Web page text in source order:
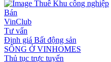
Thuê Khu công nghiệp
Bán
VinClub
Tư vấn
Định giá Bất động sản
SỐNG Ở VINHOMES
Thủ tục trực tuyến